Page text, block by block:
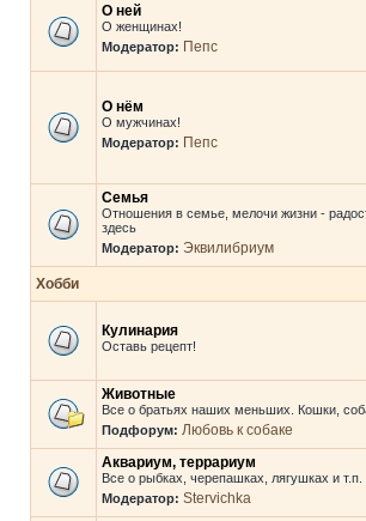
О ней
О женщинах!
Модератор: Пепс
О нём
О мужчинах!
Модератор: Пепс
Семья
Отношения в семье, мелочи жизни -
здесь
Модератор: Эквилибриум
Хобби
Кулинария
Оставь рецепт!
Животные
Все о братьях наших меньших. Кошки,
Подфорум: Любовь к собаке
Аквариум, террариум
Все о рыбках, черепашках, лягушках и т.п.
Модератор: Stervichka